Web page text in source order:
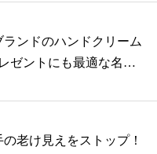
ンドのハンドクリーム
ゼントにも最適な名品
老け見えをストップ！